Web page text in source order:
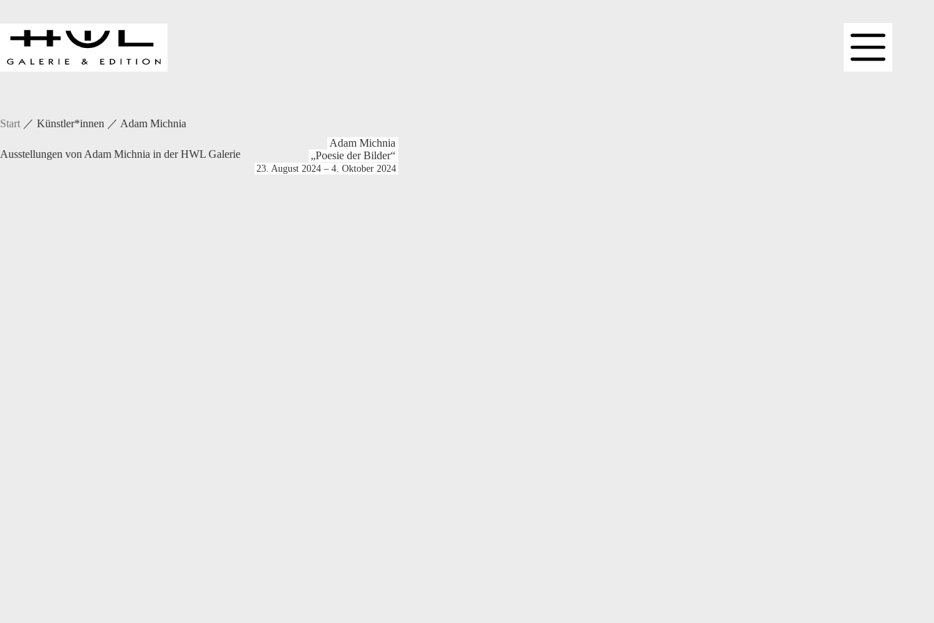
springen
Start ／ Künstler*innen ／ Adam Michnia
Ausstellungen von Adam Michnia in der HWL Galerie
Adam Michnia
„Poesie der Bilder“
23. August 2024 – 4. Oktober 2024